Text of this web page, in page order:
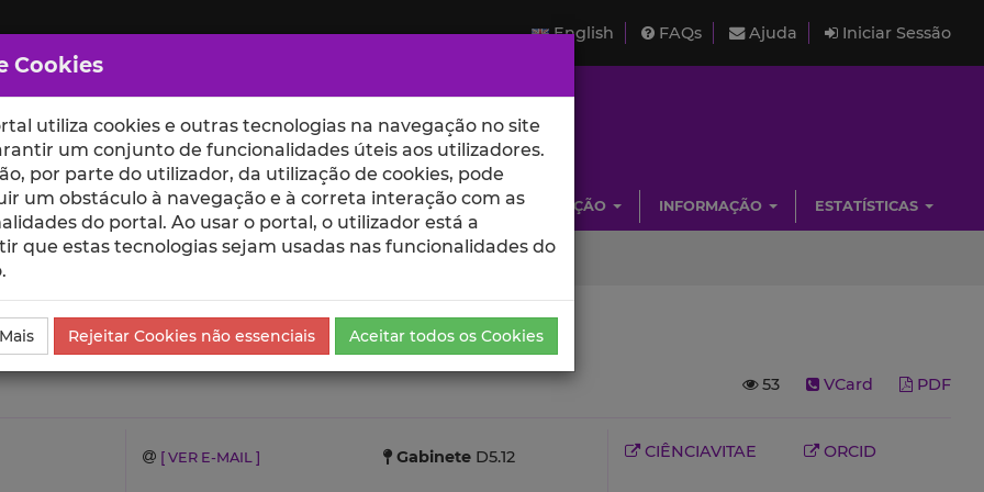
English FAQs Ajuda Iniciar Sessão
ESCOLAS UNIDADES INVESTIGAÇÃO INFORMAÇÃO ESTATÍSTICAS
53 VCard PDF
[ VER E-MAIL ] GabineteD5.12 CIÊNCIAVITAE ORCID
Cookies
utiliza cookies e outras tecnologias na navegação no site
um conjunto de funcionalidades úteis aos utilizadores.
por parte do utilizador, da utilização de cookies, pode
um obstáculo à navegação e à correta interação com as
do portal. Ao usar o portal, o utilizador está a
que estas tecnologias sejam usadas nas funcionalidades do
Rejeitar Cookies não essenciais Aceitar todos os Cookies